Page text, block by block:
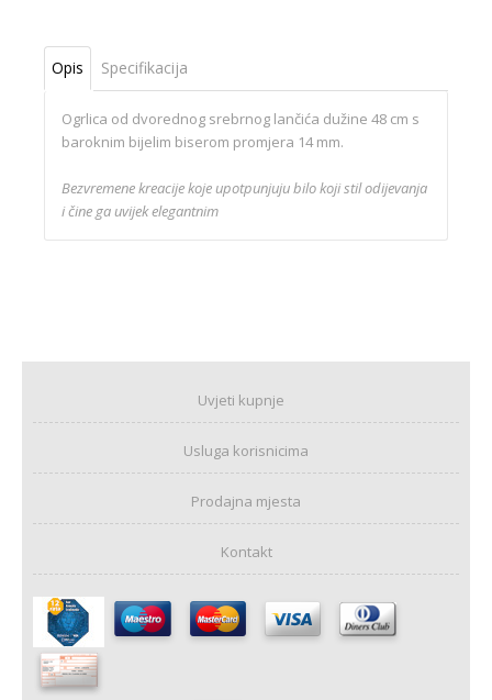
Opis Specifikacija
Ogrlica od dvorednog srebrnog lančića dužine 48 cm s
baroknim bijelim biserom promjera 14 mm.
Bezvremene kreacije koje upotpunjuju bilo koji stil odijevanja
i čine ga uvijek elegantnim
Uvjeti kupnje
Usluga korisnicima
Prodajna mjesta
Kontakt